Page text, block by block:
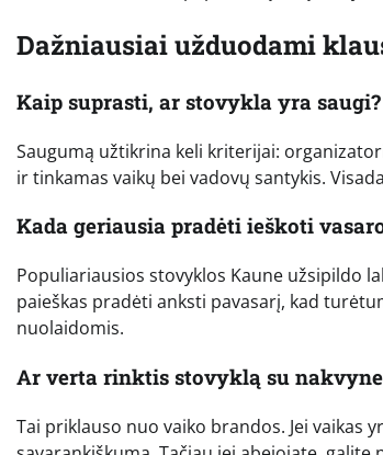
Dažniausiai užduodami
Kaip suprasti, ar stovykla yra saugi?
Saugumą užtikrina keli kriterijai:
ir tinkamas vaikų bei vadovų santykis.
Kada geriausia pradėti ieškoti
Populiariausios stovyklos Kaune užsipildo
paieškas pradėti anksti pavasarį, kad
nuolaidomis.
Ar verta rinktis stovyklą su
Tai priklauso nuo vaiko brandos. Jei vaikas